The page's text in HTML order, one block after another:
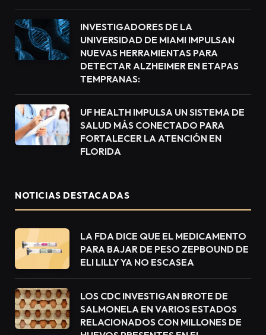
INVESTIGADORES DE LA
UNIVERSIDAD DE MIAMI IMPULSAN
NUEVAS HERRAMIENTAS PARA
DETECTAR ALZHEIMER EN ETAPAS
TEMPRANAS:
UF HEALTH IMPULSA UN SISTEMA DE
SALUD MÁS CONECTADO PARA
FORTALECER LA ATENCIÓN EN
FLORIDA
NOTICIAS DESTACADAS
LA FDA DICE QUE EL MEDICAMENTO
PARA BAJAR DE PESO ZEPBOUND DE
ELI LILLY YA NO ESCASEA
LOS CDC INVESTIGAN BROTE DE
SALMONELA EN VARIOS ESTADOS
RELACIONADOS CON MILLONES DE